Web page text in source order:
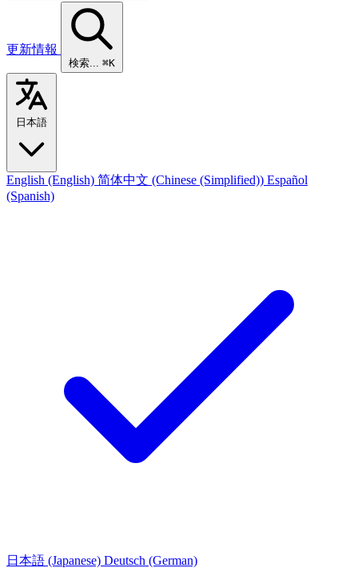
更新情報
検索... ⌘K
日本語
English (English) 简体中文 (Chinese (Simplified)) Español
(Spanish)
日本語 (Japanese) Deutsch (German)